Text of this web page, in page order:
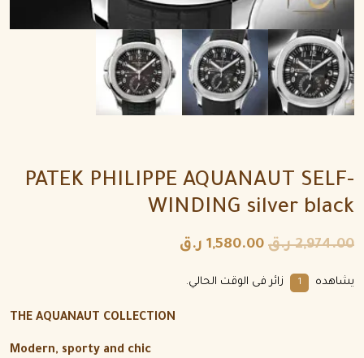
PATEK PHILIPPE AQUANAUT SELF-
WINDING silver black
2,974.00 ر.ق 1,580.00 ر.ق
يشاهده زائر فى الوقت الحالي.
THE AQUANAUT COLLECTION
Modern, sporty and chic